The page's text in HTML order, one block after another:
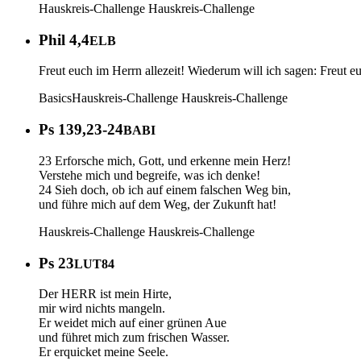
Hauskreis-Challenge Hauskreis-Challenge
Phil 4,4ELB
Freut euch im Herrn allezeit! Wiederum will ich sagen: Freut
BasicsHauskreis-Challenge Hauskreis-Challenge
Ps 139,23-24BABI
23 Erforsche mich, Gott, und erkenne mein Herz!
Verstehe mich und begreife, was ich denke!
24 Sieh doch, ob ich auf einem falschen Weg bin,
und führe mich auf dem Weg, der Zukunft hat!
Hauskreis-Challenge Hauskreis-Challenge
Ps 23LUT84
Der HERR ist mein Hirte,
mir wird nichts mangeln.
Er weidet mich auf einer grünen Aue
und führet mich zum frischen Wasser.
Er erquicket meine Seele.